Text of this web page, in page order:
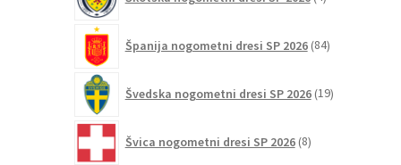
izdelki
Španija nogometni dresi SP 2026 84izdelkov
Švedska nogometni dresi SP 2026 19izdelkov
Švica nogometni dresi SP 2026 8izdelkov